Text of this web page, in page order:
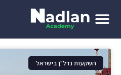
השקעות נדל"ן בישראל